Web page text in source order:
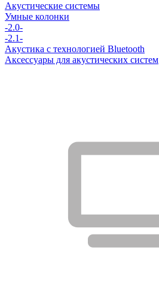
Акустические системы
Умные колонки
-2.0-
-2.1-
Акустика с технологией Bluetooth
Аксессуары для акустических систем